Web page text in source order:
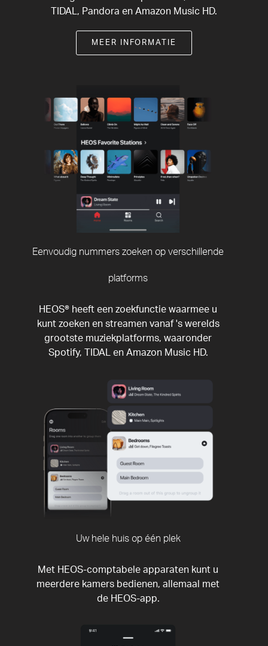
TIDAL, Pandora en Amazon Music HD.
MEER INFORMATIE
Eenvoudig nummers zoeken op verschillende
platforms
HEOS® heeft een zoekfunctie waarmee u
kunt zoeken en streamen vanaf 's werelds
grootste muziekplatforms, waaronder
Spotify, TIDAL en Amazon Music HD.
Uw hele huis op één plek
Met HEOS-comptabele apparaten kunt u
meerdere kamers bedienen, allemaal met
de HEOS-app.